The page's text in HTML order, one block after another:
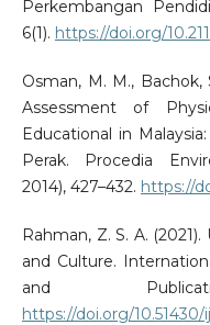
Perkembangan
6(1). https://doi.org/
Osman, M. M., Bachok,
Assessment of
Educational in
Perak. Procedia
2014), 427–432. https://
Rahman, Z. S. A.
and Culture.
and
https://doi.org/10.51430/